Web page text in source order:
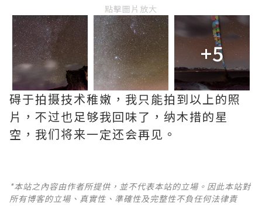
點擊圖片放大
+5
碍于拍摄技术稚嫩，我只能拍到以上的照
片，不过也足够我回味了，纳木措的星
空，我们将来一定还会再见。
*本站之內容由作者所提供，並不代表本站的立場。因此本站對
所有博客的立場、真實性、準確性及完整性不負任何法律責